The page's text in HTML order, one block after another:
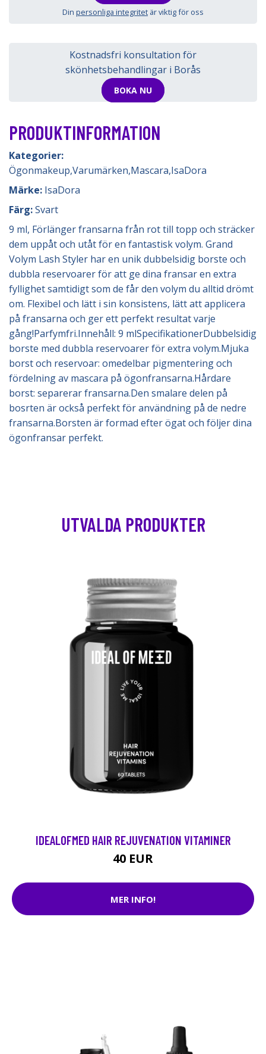
Din personliga integritet är viktig för oss
Kostnadsfri konsultation för
skönhetsbehandlingar i Borås
BOKA NU
PRODUKTINFORMATION
Kategorier:
Ögonmakeup,Varumärken,Mascara,IsaDora
Märke: IsaDora
Färg:Svart
9 ml, Förlänger fransarna från rot till topp och sträcker
dem uppåt och utåt för en fantastisk volym. Grand
Volym Lash Styler har en unik dubbelsidig borste och
dubbla reservoarer för att ge dina fransar en extra
fyllighet samtidigt som de får den volym du alltid drömt
om. Flexibel och lätt i sin konsistens, lätt att applicera
på fransarna och ger ett perfekt resultat varje
gång!Parfymfri.Innehåll: 9 mlSpecifikationerDubbelsidig
borste med dubbla reservoarer för extra volym.Mjuka
borst och reservoar: omedelbar pigmentering och
fördelning av mascara på ögonfransarna.Hårdare
borst: separerar fransarna.Den smalare delen på
bosrten är också perfekt för användning på de nedre
fransarna.Borsten är formad efter ögat och följer dina
ögonfransar perfekt.
UTVALDA PRODUKTER
IDEALOFMED HAIR REJUVENATION VITAMINER
40 EUR
MER INFO!